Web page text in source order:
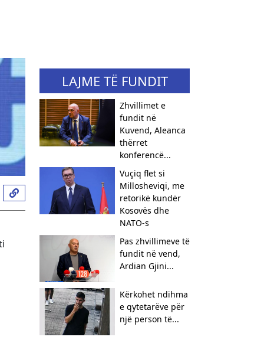
LAJME TË FUNDIT
Zhvillimet e
fundit në
Kuvend, Aleanca
thërret
konferencë...
​Vuçiq flet si
Millosheviqi, me
retorikë kundër
Kosovës dhe
NATO-s
Pas zhvillimeve të
fundit në vend,
Ardian Gjini...
Kërkohet ndihma
e qytetarëve për
një person të...